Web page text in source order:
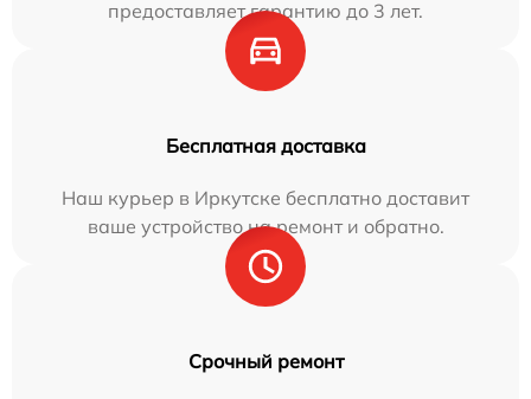
предоставляет гарантию до 3 лет.
Бесплатная доставка
Наш курьер в Иркутске бесплатно доставит
ваше устройство на ремонт и обратно.
Срочный ремонт